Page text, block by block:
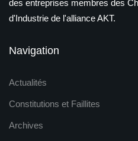
des entreprises membres des
d'Industrie de l'alliance AKT.
Navigation
Actualités
Constitutions et Faillites
Archives